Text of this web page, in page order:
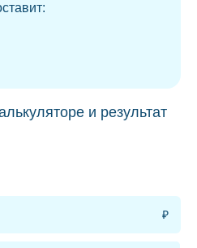
и результат